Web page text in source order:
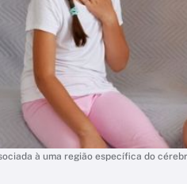
à uma região específica do